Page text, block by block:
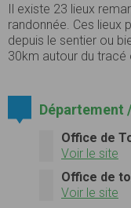
Il existe 23 lieux
randonnée. Ces lieux
depuis le sentier ou
30km autour du tracé
Département
Office de
Voir le site
Office de
Voir le site